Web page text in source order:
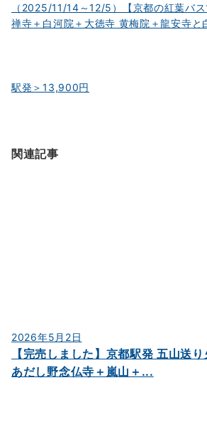
（2025/11/14～12/5）【京都の紅葉バ
禅寺＋白河院＋大徳寺 黄梅院＋龍安寺と
駅発＞13,900円
関連記事
2026年5月2日
【完売しました】京都駅発 五山送
あだし野念仏寺＋嵐山＋...